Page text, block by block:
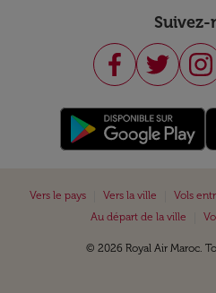
Suivez-
Vers le pays Vers la ville Vols
Au départ de la ville
© 2026 Royal Air Maroc.